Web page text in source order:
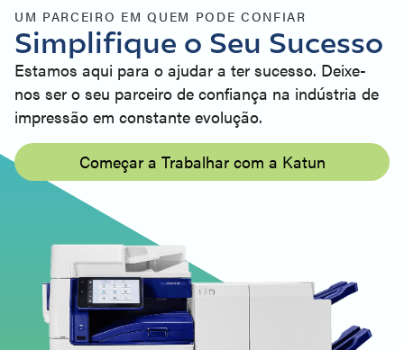
UM PARCEIRO EM QUEM PODE CONFIAR
Simplifique o Seu Sucesso
Estamos aqui para o ajudar a ter sucesso. Deixe-
nos ser o seu parceiro de confiança na indústria de
impressão em constante evolução.
Começar a Trabalhar com a Katun